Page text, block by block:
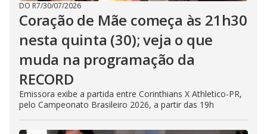
DO R7/30/07/2026
Coração de Mãe começa às 21h30
nesta quinta (30); veja o que
muda na programação da
RECORD
Emissora exibe a partida entre Corinthians X Athletico-PR,
pelo Campeonato Brasileiro 2026, a partir das 19h